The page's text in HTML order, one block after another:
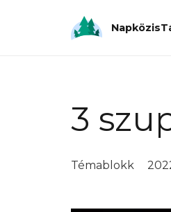
3
Témablokk